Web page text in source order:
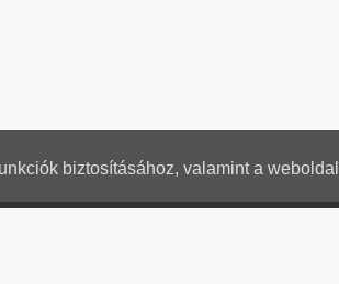
biztosításához, valamint a